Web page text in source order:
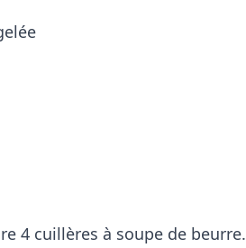
4 cuillères à soupe de beurre.